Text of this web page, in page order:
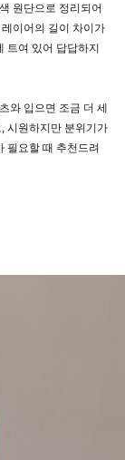
원단으로 정리되어
이어의 길이 차이가
트여 있어 답답하지
와 입으면 조금 더 세
시원하지만 분위기가
필요할 때 추천드려